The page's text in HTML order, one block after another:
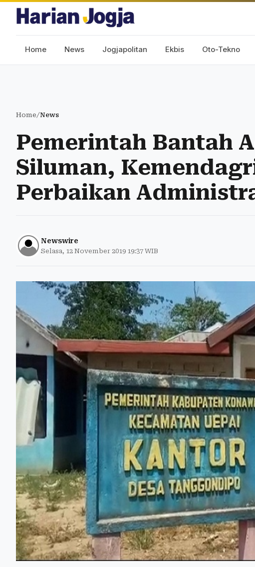
Home News Jogjapolitan Ekbis Oto-Tekno
Home/News
Pemerintah Bantah
Siluman,
Perbaikan
Newswire
Selasa, 12 November 2019 19:37 WIB